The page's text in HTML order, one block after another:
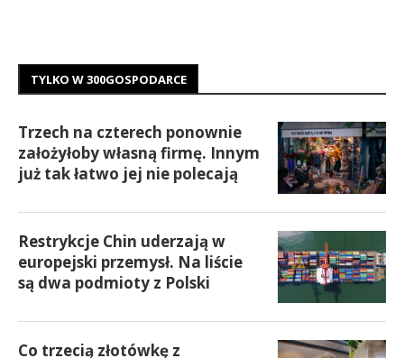
TYLKO W 300GOSPODARCE
Trzech na czterech ponownie
założyłoby własną firmę. Innym
już tak łatwo jej nie polecają
Restrykcje Chin uderzają w
europejski przemysł. Na liście
są dwa podmioty z Polski
Co trzecią złotówkę z